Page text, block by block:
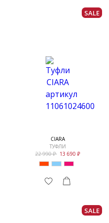
SALE
CIARA
ТУФЛИ
22 990
13 690
SALE